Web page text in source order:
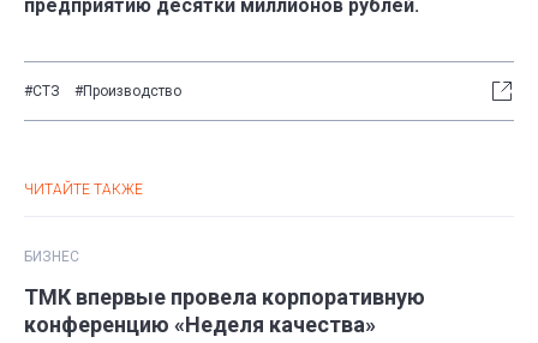
предприятию десятки миллионов рублей.
#СТЗ #Производство
ЧИТАЙТЕ ТАКЖЕ
БИЗНЕС
ТМК впервые провела корпоративную
конференцию «Неделя качества»